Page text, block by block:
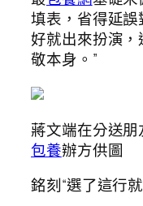
填表，省得延
好就出來扮演
敬本身。”
蔣文端在分送
包養辦方供圖
銘刻“選了這行